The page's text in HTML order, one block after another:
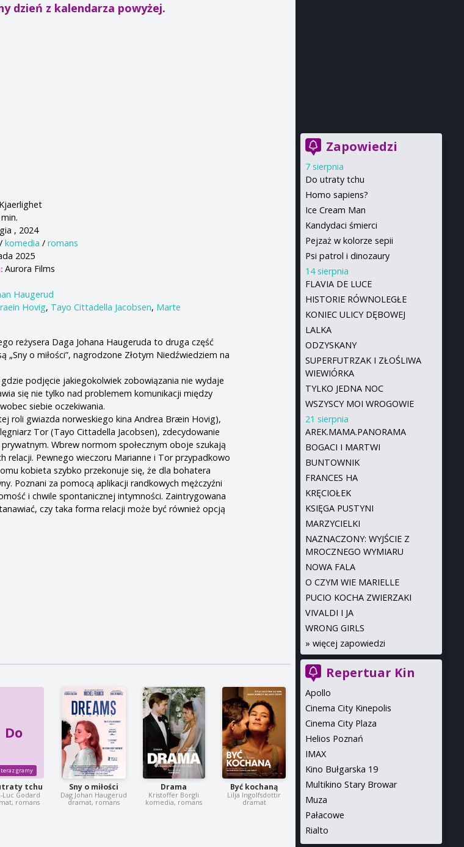
dzień z kalendarza powyżej.
Kjaerlighet
, 2024
/komedia /romans
2025
Aurora Films
Haugerud
Hovig, Tayo Cittadella Jacobsen, Marte
reżysera Daga Johana Haugeruda to druga część
o miłości”, nagrodzone Złotym Niedźwiedziem na
podjęcie jakiegokolwiek zobo­wiązania nie wydaje
się nie tylko nad problemem komunikacji mię­dzy
siebie oczekiwania.
roli gwiazda norweskiego kina Andrea Bræin Hovig),
Tor (Tayo Cittadella Jacobsen), zdecydowanie
Wbrew normom społecznym oboje szukają
relacji. Pewnego wieczoru Marianne i Tor przypadkowo
kobieta szybko przekonuje się, że dla bohatera
Poznani za pomocą aplikacji randkowych mężczyźni
i chwile spontanicznej intymności. Zaintrygowana
czy taka forma relacji może być również opcją
Do
tchu
Luc Godard
romans
Sny o miłości
Dag Johan Haugerud
dramat, romans
Drama
Kristoffer Borgli
komedia, romans
Być kochaną
Lilja Ingolfsdottir
dramat
Zapowiedzi
7 sierpnia
Do utraty tchu
Homo sapiens?
Ice Cream Man
Kandydaci śmierci
Pejzaż w kolorze sepii
Psi patrol i dinozaury
14 sierpnia
FLAVIA DE LUCE
HISTORIE RÓWNOLEGŁE
KONIEC ULICY DĘBOWEJ
LALKA
ODZYSKANY
SUPERFUTRZAK I ZŁOŚLIWA
WIEWIÓRKA
TYLKO JEDNA NOC
WSZYSCY MOI WROGOWIE
21 sierpnia
AREK.MAMA.PANORAMA
BOGACI I MARTWI
BUNTOWNIK
FRANCES HA
KRĘCIOŁEK
KSIĘGA PUSTYNI
MARZYCIELKI
NAZNACZONY: WYJŚCIE Z
MROCZNEGO WYMIARU
NOWA FALA
O CZYM WIE MARIELLE
PUCIO KOCHA ZWIERZAKI
VIVALDI I JA
WRONG GIRLS
» więcej zapowiedzi
Repertuar Kin
Apollo
Cinema City Kinepolis
Cinema City Plaza
Helios Poznań
IMAX
Kino Bułgarska 19
Multikino Stary Browar
Muza
Pałacowe
Rialto